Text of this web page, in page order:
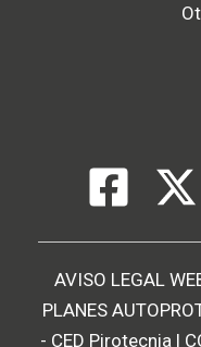
AVISO LEGAL
PLANES
- CED Pirotecnia |